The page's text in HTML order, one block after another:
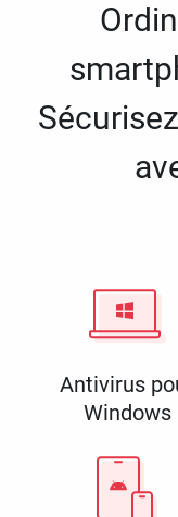
Antivirus
Windows